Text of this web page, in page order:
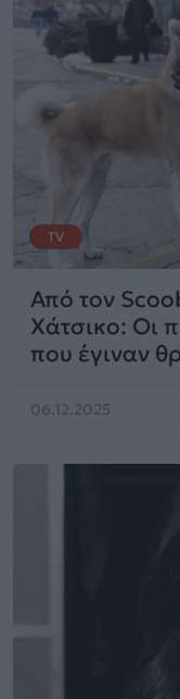
TV
Από τον
Χάτσικο: Οι
που έγιναν
06.12.2025